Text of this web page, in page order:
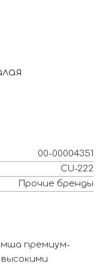
00-00004351
CU-222
Прочие бренды
премиум-